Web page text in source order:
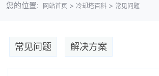
您的位置: 网站首页 > 冷却塔百科> 常见问题
常见问题 解决方案